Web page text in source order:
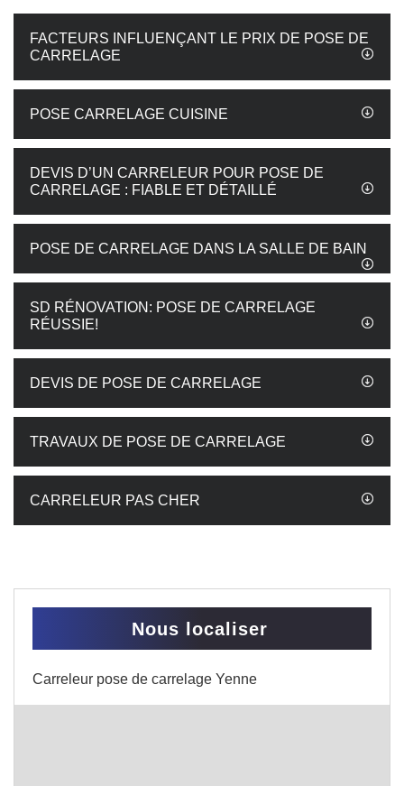
FACTEURS INFLUENÇANT LE PRIX DE POSE DE
CARRELAGE
POSE CARRELAGE CUISINE
DEVIS D’UN CARRELEUR POUR POSE DE
CARRELAGE : FIABLE ET DÉTAILLÉ
POSE DE CARRELAGE DANS LA SALLE DE BAIN
SD RÉNOVATION: POSE DE CARRELAGE
RÉUSSIE!
DEVIS DE POSE DE CARRELAGE
TRAVAUX DE POSE DE CARRELAGE
CARRELEUR PAS CHER
Nous localiser
Carreleur pose de carrelage Yenne